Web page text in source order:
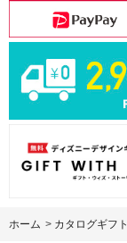
ホーム > カタログギフト